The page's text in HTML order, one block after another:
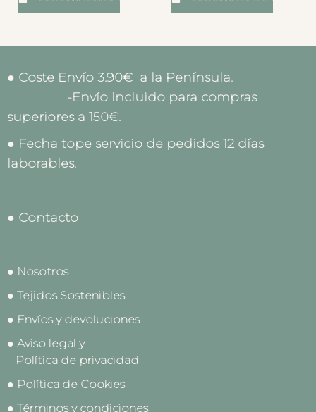
● Coste Envío 3.90€ a la Península.
-Envío incluido para compras
superiores a 150€.
● Fecha tope servicio de pedidos 12 días
laborables.
● Contacto
● Nosotros
● Tejidos Sostenibles
● Envíos y devoluciones
● Aviso legal y
Política de privacidad
● Política de Cookies
● Términos y condiciones